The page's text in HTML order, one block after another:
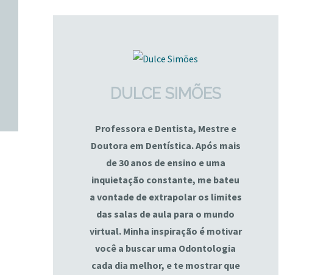
DULCE SIMÕES
Professora e Dentista, Mestre e
Doutora em Dentística. Após mais
de 30 anos de ensino e uma
inquietação constante, me bateu
a vontade de extrapolar os limites
das salas de aula para o mundo
virtual. Minha inspiração é motivar
você a buscar uma Odontologia
cada dia melhor, e te mostrar que